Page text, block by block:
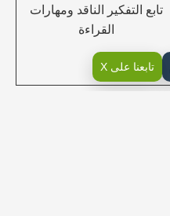
تابع التفكير الناقد ومهارات
القراءة
تابعنا على X